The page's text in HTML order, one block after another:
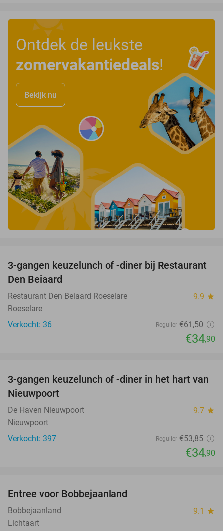
Ontdek de leukste
zomervakantiedeals!
Bekijk nu
43%
3-gangen keuzelunch of -diner bij Restaurant
Den Beiaard
Restaurant Den Beiaard Roeselare 9.9 star
Roeselare
Verkocht: 36
Regulier €61,50
€34,90
35%
3-gangen keuzelunch of -diner in het hart van
Nieuwpoort
De Haven Nieuwpoort 9.7 star
Nieuwpoort
Verkocht: 397
Regulier €53,85
€34,90
Entree voor Bobbejaanland
Bobbejaanland 9.1 star
Lichtaart